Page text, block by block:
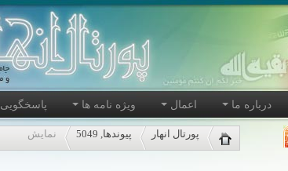
درباره ما اعمال ویژه نامه ها پاسخگویی
پورتال انهار پیوندها, 5049 نمایش